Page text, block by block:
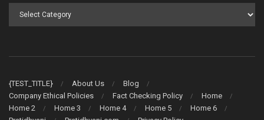
{TEST_TITLE} About Us
Blog
Company Ethical Policies
Fact Checking Policy
Home
Home 2
Home 3 Home 4 Home 5
Home 6